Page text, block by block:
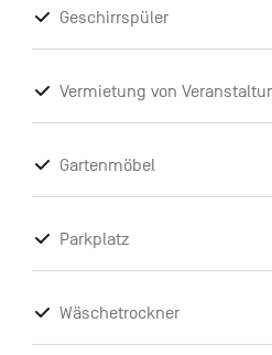
Geschirrspüler
Vermietung von
Gartenmöbel
Parkplatz
Wäschetrockner